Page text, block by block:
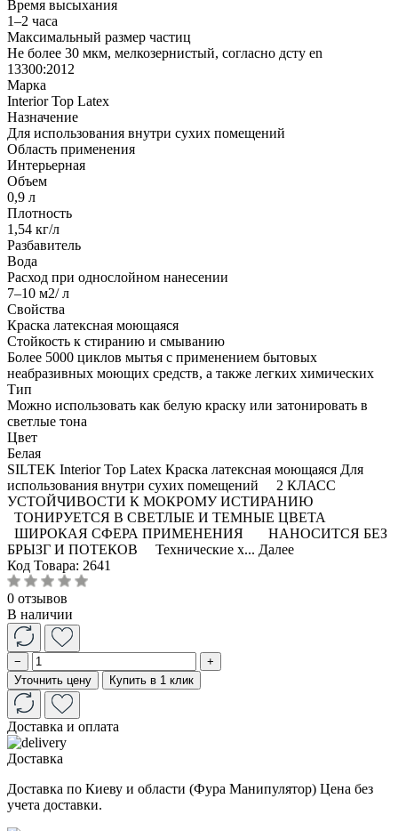
Время высыхания
1–2 часа
Максимальный размер частиц
Не более 30 мкм, мелкозернистый, согласно дсту en
13300:2012
Марка
Interior Top Latex
Назначение
Для использования внутри сухих помещений
Область применения
Интерьерная
Объем
0,9 л
Плотность
1,54 кг/л
Разбавитель
Вода
Расход при однослойном нанесении
7–10 м2/ л
Свойства
Краска латексная моющаяся
Стойкость к стиранию и смыванию
Более 5000 циклов мытья с применением бытовых
неабразивных моющих средств, а также легких химических
Тип
Можно использовать как белую краску или затонировать в
светлые тона
Цвет
Белая
SILTEK Interior Top Latex Краска латексная моющаяся Для
использования внутри сухих помещений 2 КЛАСС
УСТОЙЧИВОСТИ К МОКРОМУ ИСТИРАНИЮ
ТОНИРУЕТСЯ В СВЕТЛЫЕ И ТЕМНЫЕ ЦВЕТА
ШИРОКАЯ СФЕРА ПРИМЕНЕНИЯ НАНОСИТСЯ БЕЗ
БРЫЗГ И ПОТЕКОВ Технические х... Далее
Код Товара: 2641
0 отзывов
В наличии
−
+
Уточнить цену
Купить в 1 клик
Доставка и оплата
Доставка
Доставка по Киеву и области (Фура Манипулятор) Цена без
учета доставки.